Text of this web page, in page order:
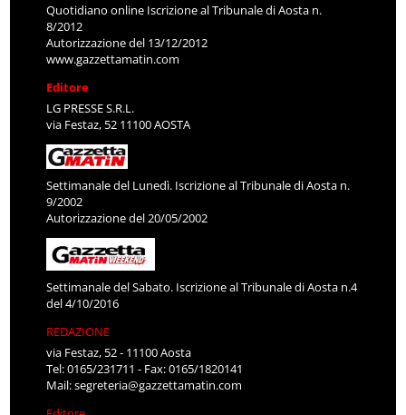
Quotidiano online Iscrizione al Tribunale di Aosta n.
8/2012
Autorizzazione del 13/12/2012
www.gazzettamatin.com
Editore
LG PRESSE S.R.L.
via Festaz, 52 11100 AOSTA
Settimanale del Lunedì. Iscrizione al Tribunale di Aosta n.
9/2002
Autorizzazione del 20/05/2002
Settimanale del Sabato. Iscrizione al Tribunale di Aosta n.4
del 4/10/2016
REDAZIONE
via Festaz, 52 - 11100 Aosta
Tel: 0165/231711 - Fax: 0165/1820141
Mail:segreteria@gazzettamatin.com